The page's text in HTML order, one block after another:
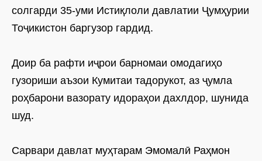
солгарди 35-уми Истиқлоли давлатии Ҷумҳурии
Тоҷикистон баргузор гардид.
Доир ба рафти иҷрои барномаи омодагиҳо
гузориши аъзои Кумитаи тадорукот, аз ҷумла
роҳбарони вазорату идораҳои дахлдор, шунида
шуд.
Сарвари давлат муҳтарам Эмомалӣ Раҳмон